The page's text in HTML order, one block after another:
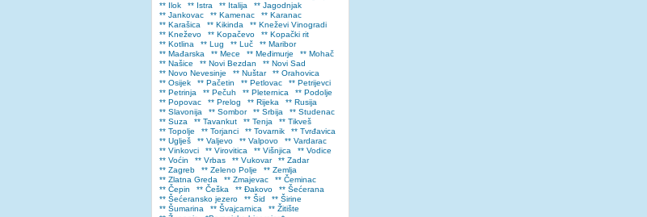
** Ilok
** Istra ** Italija
** Jagodnjak
** Jankovac
** Kamenac
** Karanac
** Karašica
** Kikinda
** Kneževi Vinogradi
** Kneževo
** Kopačevo
** Kopački rit
** Kotlina
** Lug ** Luč
** Maribor
** Mađarska
** Mece ** Međimurje
** Mohač
** Našice
** Novi Bezdan
** Novi Sad
** Novo Nevesinje
** Nuštar
** Orahovica
** Osijek
** Pačetin ** Petlovac
** Petrijevci
** Petrinja
** Pečuh ** Pleternica
** Podolje
** Popovac
** Prelog ** Rijeka
** Rusija
** Slavonija
** Sombor ** Srbija
** Studenac
** Suza
** Tavankut ** Tenja
** Tikveš
** Topolje
** Torjanci ** Tovarnik
** Tvrđavica
** Uglješ
** Valjevo ** Valpovo
** Vardarac
** Vinkovci
** Virovitica ** Višnjica
** Vodice
** Voćin
** Vrbas ** Vukovar
** Zadar
** Zagreb
** Zeleno Polje
** Zemlja
** Zlatna Greda
** Zmajevac
** Čeminac
** Čepin
** Češka ** Đakovo
** Šećerana
** Šećeransko jezero
** Šid
** Širine
** Šumarina
** Švajcarnica
** Žitište